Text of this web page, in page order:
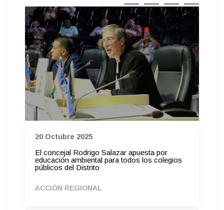
20 Octubre 2025
El concejal Rodrigo Salazar apuesta por
educación ambiental para todos los colegios
públicos del Distrito
ACCIÓN REGIONAL